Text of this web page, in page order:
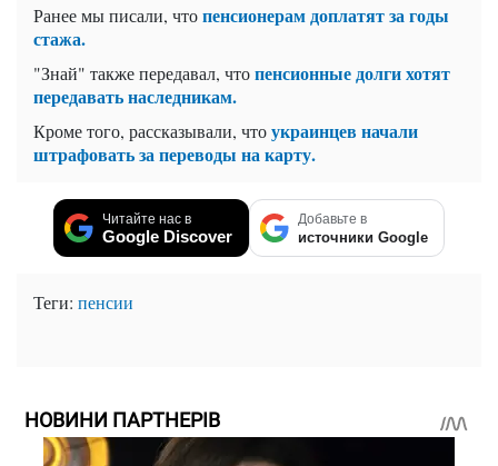
Ранее мы писали, чтопенсионерам доплатят за годы
стажа.
"Знай" также передавал, чтопенсионные долги хотят
передавать наследникам.
Кроме того, рассказывали, чтоукраинцев начали
штрафовать за переводы на карту.
Читайте нас в
Google Discover
Добавьте в
источники Google
Теги: пенсии
НОВИНИ ПАРТНЕРІВ